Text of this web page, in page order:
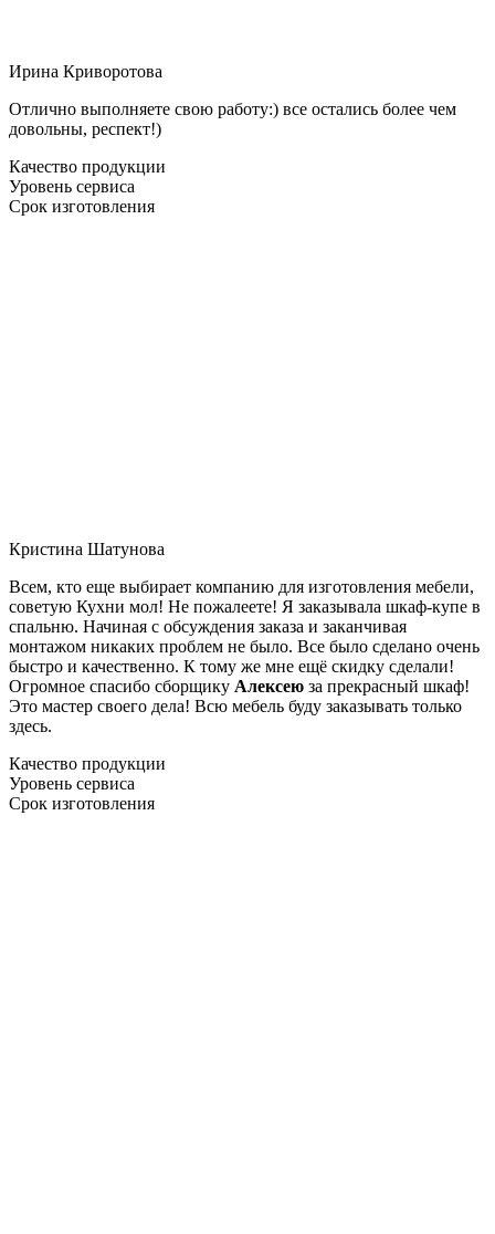
Ирина Криворотова
Отлично выполняете свою работу:) все остались более чем
довольны, респект!)
Качество продукции
Уровень сервиса
Срок изготовления
Кристина Шатунова
Всем, кто еще выбирает компанию для изготовления мебели,
советую Кухни мол! Не пожалеете! Я заказывала шкаф-купе в
спальню. Начиная с обсуждения заказа и заканчивая
монтажом никаких проблем не было. Все было сделано очень
быстро и качественно. К тому же мне ещё скидку сделали!
Огромное спасибо сборщику Алексею за прекрасный шкаф!
Это мастер своего дела! Всю мебель буду заказывать только
здесь.
Качество продукции
Уровень сервиса
Срок изготовления